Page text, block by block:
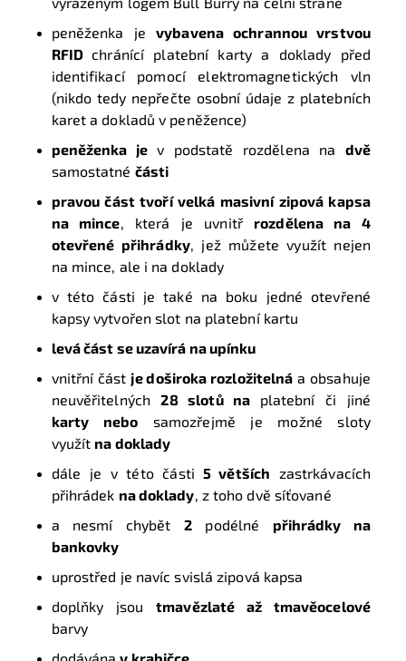
peněženka jevybavena ochrannou vrstvou
RFIDchránící platební karty a doklady před
identifikací pomocí elektromagnetických vln
(nikdo tedy nepřečte osobní údaje z platebních
karet a dokladů v peněžence)
peněženka je v podstatě rozdělena na dvě
samostatné části
pravou část tvoří velká masivní zipová kapsa
na mince, která je uvnitř rozdělena na 4
otevřené přihrádky, jež můžete využít nejen
na mince, ale i na doklady
v této části je také na boku jedné otevřené
kapsy vytvořen slot na platební kartu
levá část se uzavírá na upínku
vnitřní část je doširoka rozložitelná a obsahuje
neuvěřitelných28 slotů na platební či jiné
karty nebo samozřejmě je možné sloty
využít na doklady
dále je v této části 5 větších zastrkávacích
přihrádek na doklady, z toho dvě síťované
a nesmí chybět 2 podélné přihrádky na
bankovky
uprostřed je navíc svislá zipová kapsa
doplňky jsoutmavězlaté až tmavěocelové
barvy